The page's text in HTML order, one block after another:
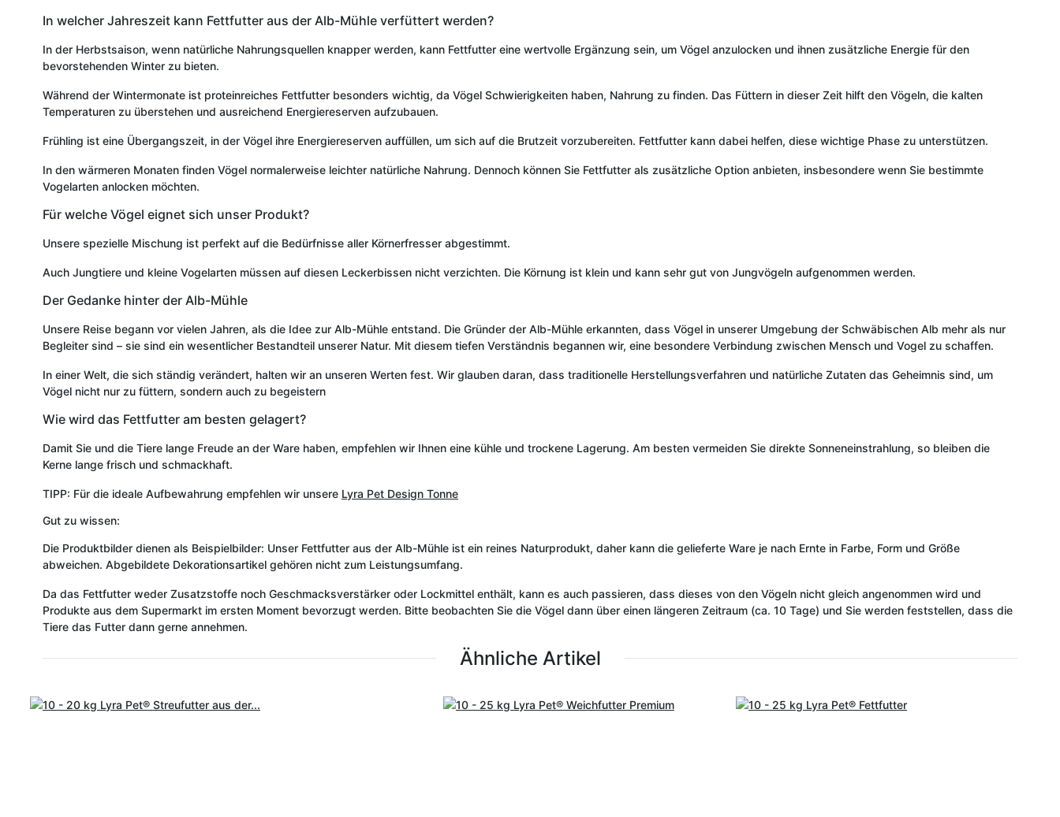
In welcher Jahreszeit kann Fettfutter aus der Alb-Mühle verfüttert werden?
In der Herbstsaison, wenn natürliche Nahrungsquellen knapper werden, kann Fettfutter eine wertvolle Ergänzung sein, um Vögel anzulocken und ihnen zusätzliche Energie für den
bevorstehenden Winter zu bieten.
Während der Wintermonate ist proteinreiches Fettfutter besonders wichtig, da Vögel Schwierigkeiten haben, Nahrung zu finden. Das Füttern in dieser Zeit hilft den Vögeln, die kalten
Temperaturen zu überstehen und ausreichend Energiereserven aufzubauen.
Frühling ist eine Übergangszeit, in der Vögel ihre Energiereserven auffüllen, um sich auf die Brutzeit vorzubereiten. Fettfutter kann dabei helfen, diese wichtige Phase zu unterstützen.
In den wärmeren Monaten finden Vögel normalerweise leichter natürliche Nahrung. Dennoch können Sie Fettfutter als zusätzliche Option anbieten, insbesondere wenn Sie bestimmte
Vogelarten anlocken möchten.
Für welche Vögel eignet sich unser Produkt?
Unsere spezielle Mischung ist perfekt auf die Bedürfnisse aller Körnerfresser abgestimmt.
Auch Jungtiere und kleine Vogelarten müssen auf diesen Leckerbissen nicht verzichten. Die Körnung ist klein und kann sehr gut von Jungvögeln aufgenommen werden.
Der Gedanke hinter der Alb-Mühle
Unsere Reise begann vor vielen Jahren, als die Idee zur Alb-Mühle entstand. Die Gründer der Alb-Mühle erkannten, dass Vögel in unserer Umgebung der Schwäbischen Alb mehr als nur
Begleiter sind – sie sind ein wesentlicher Bestandteil unserer Natur. Mit diesem tiefen Verständnis begannen wir, eine besondere Verbindung zwischen Mensch und Vogel zu schaffen.
In einer Welt, die sich ständig verändert, halten wir an unseren Werten fest. Wir glauben daran, dass traditionelle Herstellungsverfahren und natürliche Zutaten das Geheimnis sind, um
Vögel nicht nur zu füttern, sondern auch zu begeistern
Wie wird das Fettfutter am besten gelagert?
Damit Sie und die Tiere lange Freude an der Ware haben, empfehlen wir Ihnen eine kühle und trockene Lagerung. Am besten vermeiden Sie direkte Sonneneinstrahlung, so bleiben die
Kerne lange frisch und schmackhaft.
TIPP: Für die ideale Aufbewahrung empfehlen wir unsere Lyra Pet Design Tonne
Gut zu wissen:
Die Produktbilder dienen als Beispielbilder: Unser Fettfutter aus der Alb-Mühle ist ein reines Naturprodukt, daher kann die gelieferte Ware je nach Ernte in Farbe, Form und Größe
abweichen. Abgebildete Dekorationsartikel gehören nicht zum Leistungsumfang.
Da das Fettfutter weder Zusatzstoffe noch Geschmacksverstärker oder Lockmittel enthält, kann es auch passieren, dass dieses von den Vögeln nicht gleich angenommen wird und
Produkte aus dem Supermarkt im ersten Moment bevorzugt werden. Bitte beobachten Sie die Vögel dann über einen längeren Zeitraum (ca. 10 Tage) und Sie werden feststellen, dass die
Tiere das Futter dann gerne annehmen.
Ähnliche Artikel